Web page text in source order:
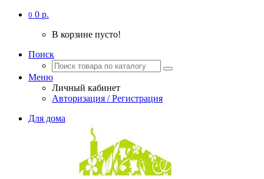
0 0 р.
В корзине пусто!
Поиск
Меню
Личный кабинет
Авторизация / Регистрация
Для дома